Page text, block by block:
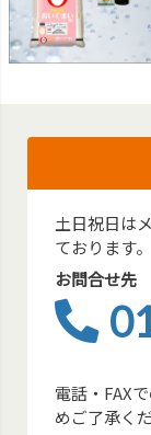
土日祝日は
ております。
お問合せ先
電話・FAX
めご了承く